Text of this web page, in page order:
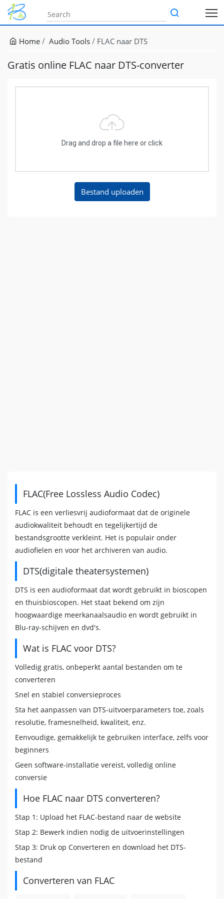
Home Audio Tools FLAC naar DTS
Gratis online FLAC naar DTS-converter
Drag and drop a file here or click
FLAC(Free Lossless Audio Codec)
FLAC is een verliesvrij audioformaat dat de originele
audiokwaliteit behoudt en tegelijkertijd de
bestandsgrootte verkleint. Het is populair onder
audiofielen en voor het archiveren van audio.
DTS(digitale theatersystemen)
DTS is een audioformaat dat wordt gebruikt in bioscopen
en thuisbioscopen. Het staat bekend om zijn
hoogwaardige meerkanaalsaudio en wordt gebruikt in
Blu-ray-schijven en dvd's.
Wat is FLAC voor DTS?
Volledig gratis, onbeperkt aantal bestanden om te
converteren
Snel en stabiel conversieproces
Sta het aanpassen van DTS-uitvoerparameters toe, zoals
resolutie, framesnelheid, kwaliteit, enz.
Eenvoudige, gemakkelijk te gebruiken interface, zelfs voor
beginners
Geen software-installatie vereist, volledig online
conversie
Hoe FLAC naar DTS converteren?
Stap 1: Upload het FLAC-bestand naar de website
Stap 2: Bewerk indien nodig de uitvoerinstellingen
Stap 3: Druk op Converteren en download het DTS-
bestand
Converteren van FLAC